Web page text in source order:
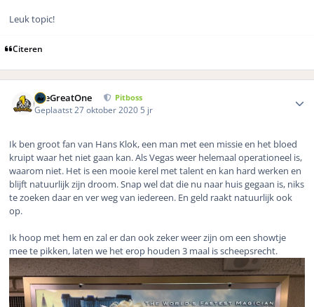
Leuk topic!
Citeren
TheGreatOne Pitboss
Geplaatst 27 oktober 2020 5 jr
Ik ben groot fan van Hans Klok, een man met een missie en het bloed
kruipt waar het niet gaan kan. Als Vegas weer helemaal operationeel is,
waarom niet. Het is een mooie kerel met talent en kan hard werken en
blijft natuurlijk zijn droom. Snap wel dat die nu naar huis gegaan is, niks
te zoeken daar en ver weg van iedereen. En geld raakt natuurlijk ook
op.
Ik hoop met hem en zal er dan ook zeker weer zijn om een showtje
mee te pikken, laten we het erop houden 3 maal is scheepsrecht.